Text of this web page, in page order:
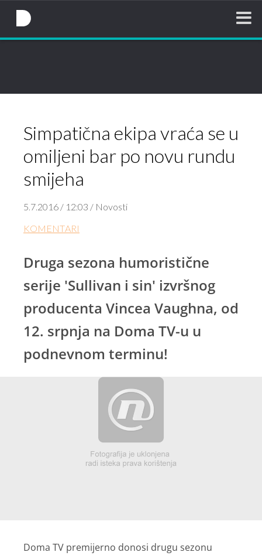
Simpatična ekipa vraća se u
omiljeni bar po novu rundu
smijeha
5.7.2016 / 12:03 / Novosti
KOMENTARI
Druga sezona humoristične
serije 'Sullivan i sin' izvršnog
producenta Vincea Vaughna, od
12. srpnja na Doma TV-u u
podnevnom terminu!
Doma TV premijerno donosi drugu sezonu